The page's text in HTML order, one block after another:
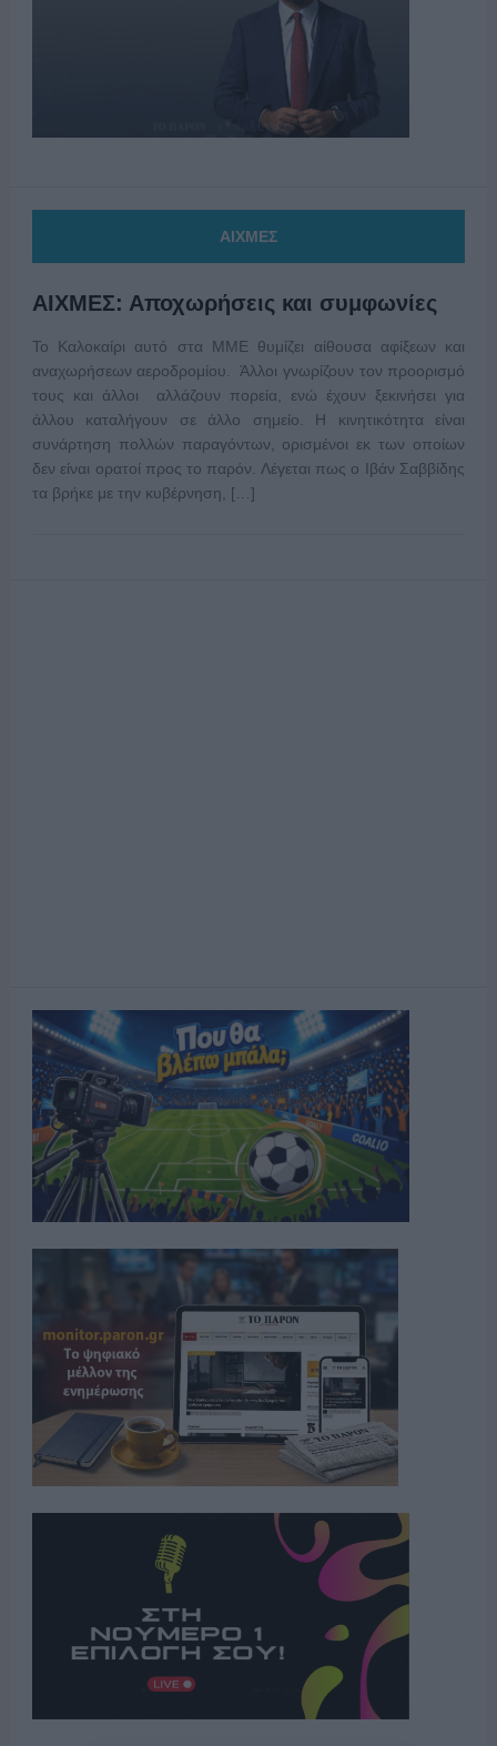
ΑΙΧΜΕΣ
ΑΙΧΜΕΣ: Αποχωρήσεις και συμφωνίες
Το Καλοκαίρι αυτό στα ΜΜΕ θυμίζει αίθουσα αφίξεων και
αναχωρήσεων αεροδρομίου. Άλλοι γνωρίζουν τον προορισμό
τους και άλλοι αλλάζουν πορεία, ενώ έχουν ξεκινήσει για
άλλου καταλήγουν σε άλλο σημείο. Η κινητικότητα είναι
συνάρτηση πολλών παραγόντων, ορισμένοι εκ των οποίων
δεν είναι ορατοί προς το παρόν. Λέγεται πως ο Ιβάν Σαββίδης
τα βρήκε με την κυβέρνηση, […]